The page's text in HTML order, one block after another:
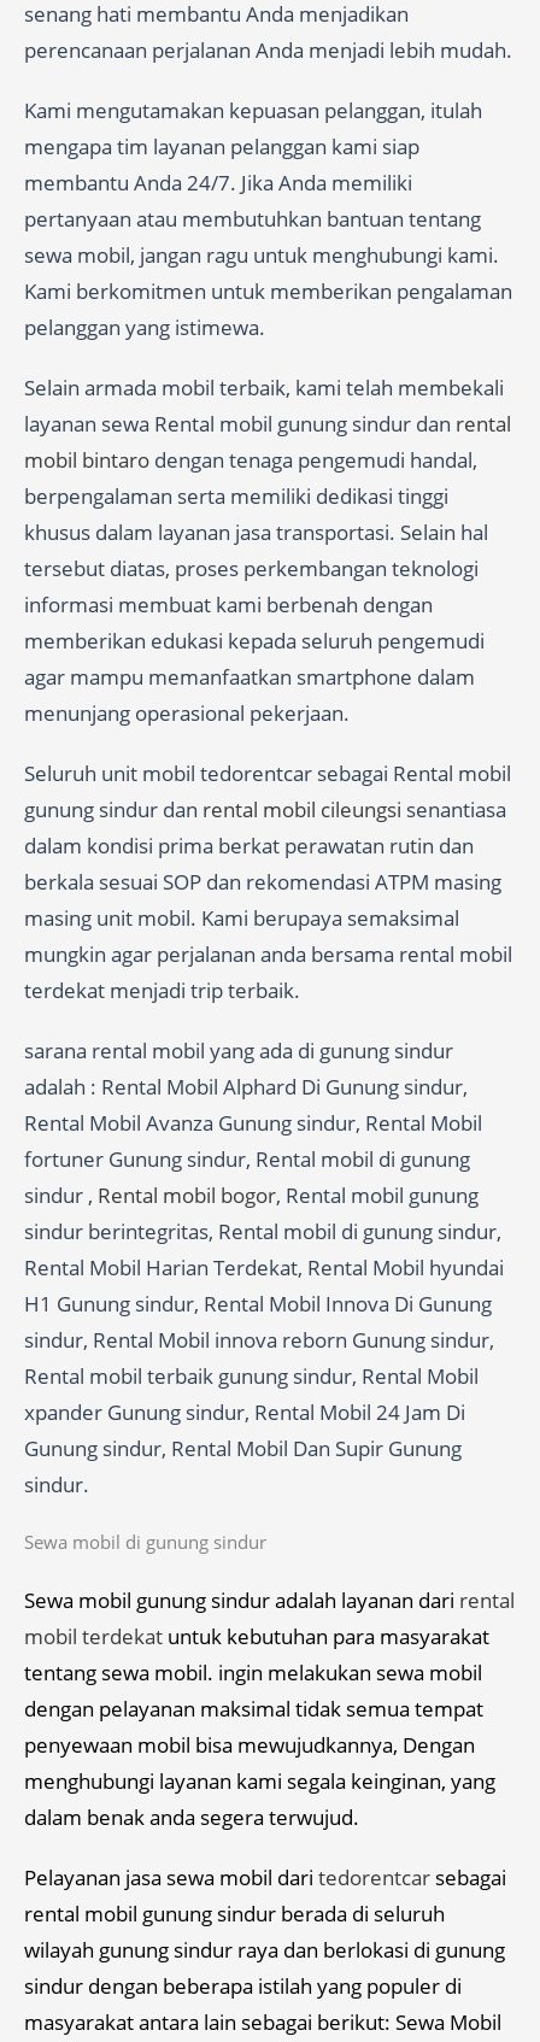
senang hati membantu Anda menjadikan
perencanaan perjalanan Anda menjadi lebih mudah.
Kami mengutamakan kepuasan pelanggan, itulah
mengapa tim layanan pelanggan kami siap
membantu Anda 24/7. Jika Anda memiliki
pertanyaan atau membutuhkan bantuan tentang
sewa mobil, jangan ragu untuk menghubungi kami.
Kami berkomitmen untuk memberikan pengalaman
pelanggan yang istimewa.
Selain armada mobil terbaik, kami telah membekali
layanan sewa Rental mobil gunung sindur dan rental
mobil bintaro dengan tenaga pengemudi handal,
berpengalaman serta memiliki dedikasi tinggi
khusus dalam layanan jasa transportasi. Selain hal
tersebut diatas, proses perkembangan teknologi
informasi membuat kami berbenah dengan
memberikan edukasi kepada seluruh pengemudi
agar mampu memanfaatkan smartphone dalam
menunjang operasional pekerjaan.
Seluruh unit mobil tedorentcar sebagai Rental mobil
gunung sindur dan rental mobil cileungsi senantiasa
dalam kondisi prima berkat perawatan rutin dan
berkala sesuai SOP dan rekomendasi ATPM masing
masing unit mobil. Kami berupaya semaksimal
mungkin agar perjalanan anda bersama rental mobil
terdekat menjadi trip terbaik.
sarana rental mobil yang ada di gunung sindur
adalah : Rental Mobil Alphard Di Gunung sindur,
Rental Mobil Avanza Gunung sindur, Rental Mobil
fortuner Gunung sindur, Rental mobil di gunung
sindur , Rental mobil bogor, Rental mobil gunung
sindur berintegritas, Rental mobil di gunung sindur,
Rental Mobil Harian Terdekat, Rental Mobil hyundai
H1 Gunung sindur, Rental Mobil Innova Di Gunung
sindur, Rental Mobil innova reborn Gunung sindur,
Rental mobil terbaik gunung sindur, Rental Mobil
xpander Gunung sindur, Rental Mobil 24 Jam Di
Gunung sindur, Rental Mobil Dan Supir Gunung
sindur.
Sewa mobil di gunung sindur
Sewa mobil gunung sindur adalah layanan dari rental
mobil terdekat untuk kebutuhan para masyarakat
tentang sewa mobil. ingin melakukan sewa mobil
dengan pelayanan maksimal tidak semua tempat
penyewaan mobil bisa mewujudkannya, Dengan
menghubungi layanan kami segala keinginan, yang
dalam benak anda segera terwujud.
Pelayanan jasa sewa mobil dari tedorentcar sebagai
rental mobil gunung sindur berada di seluruh
wilayah gunung sindur raya dan berlokasi di gunung
sindur dengan beberapa istilah yang populer di
masyarakat antara lain sebagai berikut: Sewa Mobil